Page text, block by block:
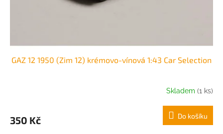
GAZ 12 1950 (Zim 12) krémovo-vínová 1:43 Car Selection
Skladem (1 ks)
350 Kč Do košíku